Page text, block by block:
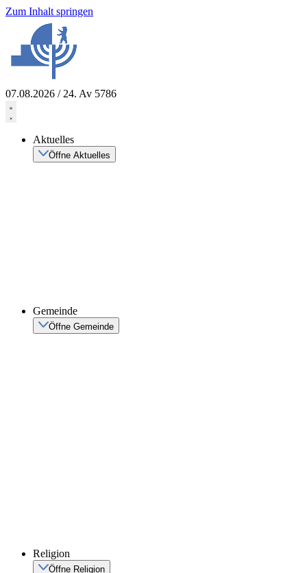
Zum Inhalt springen
07.08.2026 / 24. Av 5786
Aktuelles
Öffne Aktuelles
Gemeinde
Öffne Gemeinde
Religion
Öffne Religion